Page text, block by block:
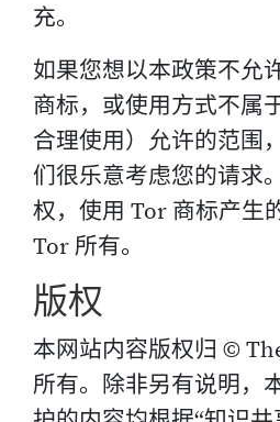
充。
如果您想以本政策不允
商标，或使用方式不属
合理使用）允许的范围
们很乐意考虑您的请求
权，使用 Tor 商标产生
Tor 所有。
版权
本网站内容版权归 ©
所有。除非另有说明，